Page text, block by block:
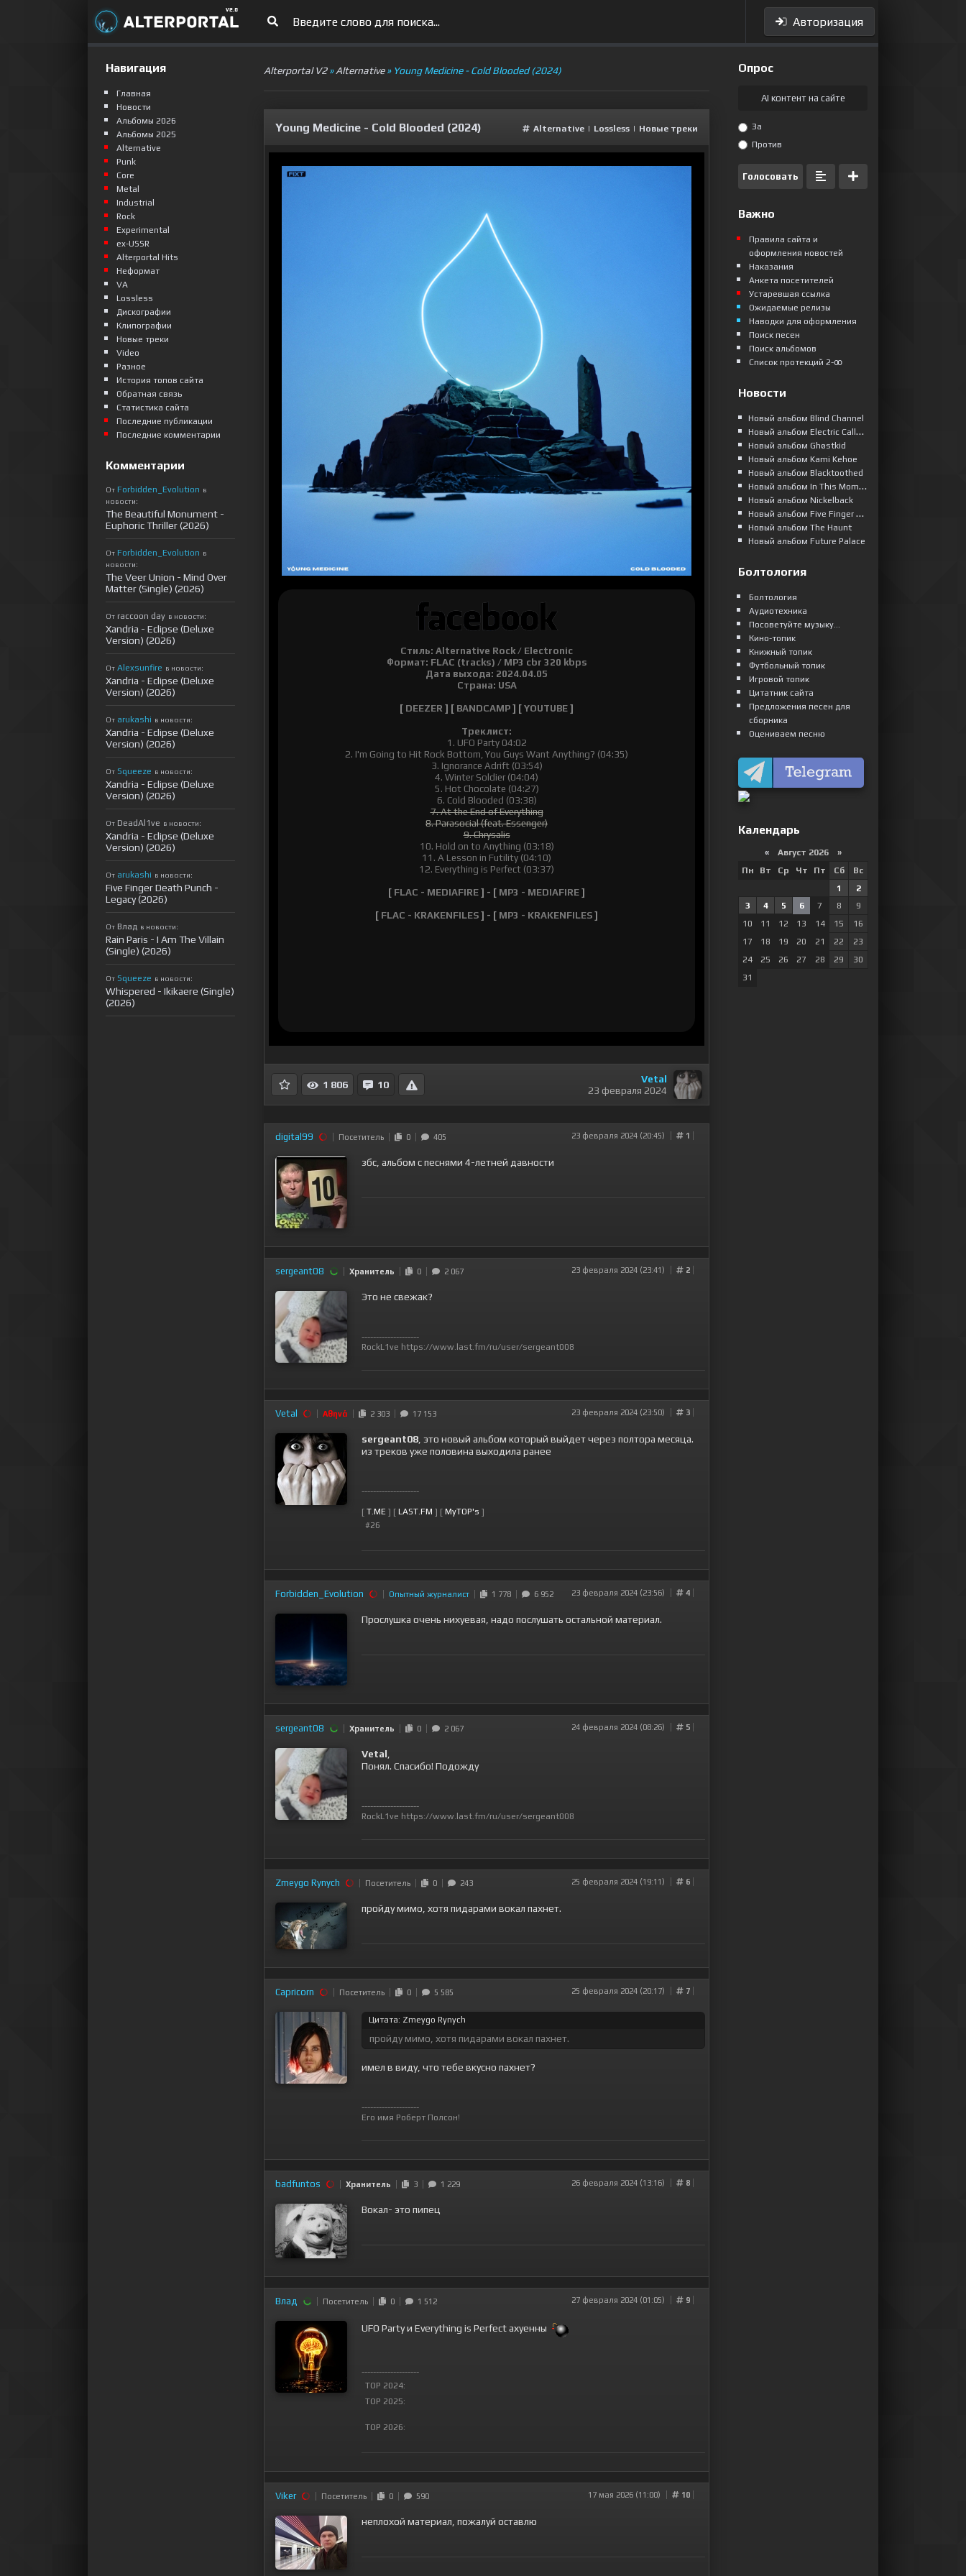
Авторизация
Alterportal V2»Alternative» Young Medicine - Cold Blooded (2024)
Young Medicine - Cold Blooded (2024) Alternative | Lossless | Новые треки
Стиль: Alternative Rock / Electronic
Формат: FLAC (tracks) / MP3 cbr 320 kbps
Дата выхода: 2024.04.05
Страна: USA
[ DEEZER ] [ BANDCAMP ] [ YOUTUBE ]
Треклист:
1. UFO Party 04:02
2. I'm Going to Hit Rock Bottom, You Guys Want Anything? (04:35)
3. Ignorance Adrift (03:54)
4. Winter Soldier (04:04)
5. Hot Chocolate (04:27)
6. Cold Blooded (03:38)
7. At the End of Everything
8. Parasocial (feat. Essenger)
9. Chrysalis
10. Hold on to Anything (03:18)
11. A Lesson in Futility (04:10)
12. Everything is Perfect (03:37)
[ FLAC - MEDIAFIRE ] - [ MP3 - MEDIAFIRE ]
[ FLAC - KRAKENFILES ] - [ MP3 - KRAKENFILES ]
1 806 10
Vetal
23 февраля 2024
digital99 Посетитель 0 405 23 февраля 2024 (20:45) 1
збс, альбом c песнями 4-летней давности
sergeant08 Хранитель 0 2 067 23 февраля 2024 (23:41) 2
Это не свежак?
--------------------
RockL1ve https://www.last.fm/ru/user/sergeant008
Vetal Αθηνά 2 303 17 153 23 февраля 2024 (23:50) 3
sergeant08 , это новый альбом который выйдет через полтора месяца.
из треков уже половина выходила ранее
--------------------
[ T.ME ] [ LAST.FM ] [ MyTOP's ]
#26
Forbidden_Evolution Опытный журналист 1 778 6 952 23 февраля 2024 (23:56) 4
Прослушка очень нихуевая, надо послушать остальной материал.
sergeant08 Хранитель 0 2 067 24 февраля 2024 (08:26) 5
Vetal
Понял. Спасибо! Подожду
--------------------
RockL1ve https://www.last.fm/ru/user/sergeant008
Zmeygo Rynych Посетитель 0 243 25 февраля 2024 (19:11) 6
пройду мимо, хотя пидарами вокал пахнет.
Capricorn Посетитель 0 5 585 25 февраля 2024 (20:17) 7
Цитата: Zmeygo Rynych
пройду мимо, хотя пидарами вокал пахнет.
имел в виду, что тебе вкусно пахнет?
--------------------
Его имя Роберт Полсон!
badfuntos Хранитель 3 1 229 26 февраля 2024 (13:16) 8
Вокал- это пипец
Влад Посетитель 0 1 512 27 февраля 2024 (01:05) 9
UFO Party и Everything is Perfect ахуенны
--------------------
TOP 2024:
TOP 2025:
TOP 2026:
Viker Посетитель 0 590 17 мая 2026 (11:00) 10
неплохой материал, пожалуй оставлю
Навигация
Главная
Новости
Альбомы 2026
Альбомы 2025
Alternative
Punk
Сore
Metal
Industrial
Rock
Experimental
ex-USSR
Alterportal Hits
Неформат
VA
Lossless
Дискографии
Клипографии
Новые треки
Video
Разное
История топов сайта
Обратная связь
Статистика сайта
Последние публикации
Последние комментарии
Комментарии
От Forbidden_Evolution в
новости:
The Beautiful Monument -
Euphoric Thriller (2026)
От Forbidden_Evolution в
новости:
The Veer Union - Mind Over
Matter (Single) (2026)
От raccoon day в новости:
Xandria - Eclipse (Deluxe
Version) (2026)
От Alexsunfire в новости:
Xandria - Eclipse (Deluxe
Version) (2026)
От arukashi в новости:
Xandria - Eclipse (Deluxe
Version) (2026)
От Squeeze в новости:
Xandria - Eclipse (Deluxe
Version) (2026)
От DeadAl1ve в новости:
Xandria - Eclipse (Deluxe
Version) (2026)
От arukashi в новости:
Five Finger Death Punch -
Legacy (2026)
От Влад в новости:
Rain Paris - I Am The Villain
(Single) (2026)
От Squeeze в новости:
Whispered - Ikikaere (Single)
(2026)
Опрос
AI контент на сайте
За
Против
Голосовать
Важно
Правила сайта и
оформления новостей
Наказания
Анкета посетителей
Устаревшая ссылка
Ожидаемые релизы
Наводки для оформления
Поиск песен
Поиск альбомов
Список протекций 2-ꝏ
Новости
Новый альбом Blind Channel
Новый альбом Electric Callboy
Новый альбом Ghøstkid
Новый альбом Kami Kehoe
Новый альбом Blacktoothed
Новый альбом In This Moment
Новый альбом Nickelback
Новый альбом Five Finger Death Punch
Новый альбом The Haunt
Новый альбом Future Palace
Болтология
Болтология
Аудиотехника
Посоветуйте музыку...
Кино-топик
Книжный топик
Футбольный топик
Игровой топик
Цитатник сайта
Предложения песен для
сборника
Оцениваем песню
Календарь
«Август 2026 »
Пн
Вт Ср Чт Пт Сб
Вс
1
2
3
4 5 6 7 8
9
10
11 12 13 14 15
16
17
18 19 20 21 22
23
24
25 26 27 28 29
30
31